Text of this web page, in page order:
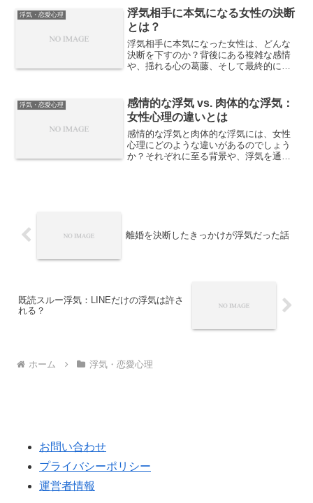
ヒントになります。
浮気・恋愛心理
浮気相手に本気になる女性の決断
とは？
浮気相手に本気になった女性は、どんな
決断を下すのか？背後にある複雑な感情
や、揺れる心の葛藤、そして最終的に選
浮気・恋愛心理
感情的な浮気 vs. 肉体的な浮気：
女性心理の違いとは
感情的な浮気と肉体的な浮気には、女性
心理にどのような違いがあるのでしょう
か？それぞれに至る背景や、浮気を通じ
離婚を決断したきっかけが浮気だった話
既読スルー浮気：LINEだけの浮気は許さ
れる？
ホーム 浮気・恋愛心理
お問い合わせ
プライバシーポリシー
運営者情報